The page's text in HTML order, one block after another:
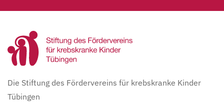
Die Stiftung des Fördervereins für krebskranke Kinder
Tübingen